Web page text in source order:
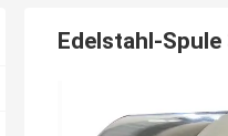
Edelstahl-